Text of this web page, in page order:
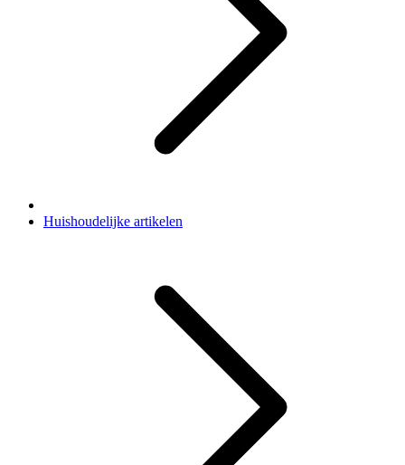
Huishoudelijke artikelen